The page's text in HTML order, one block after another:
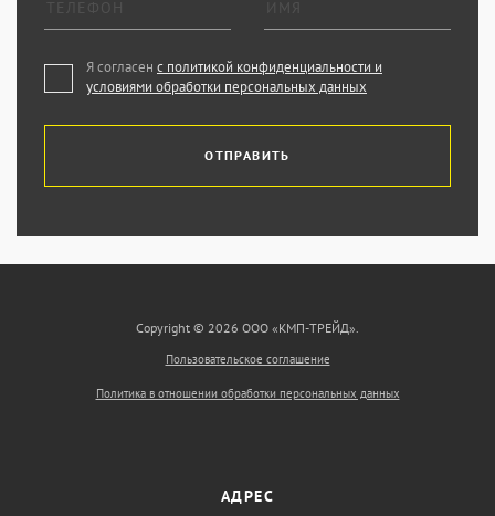
Я согласен с политикой конфиденциальности и
условиями обработки персональных данных
ОТПРАВИТЬ
Copyright © 2026 ООО «КМП-ТРЕЙД».
Пользовательское соглашение
Политика в отношении обработки персональных данных
АДРЕС